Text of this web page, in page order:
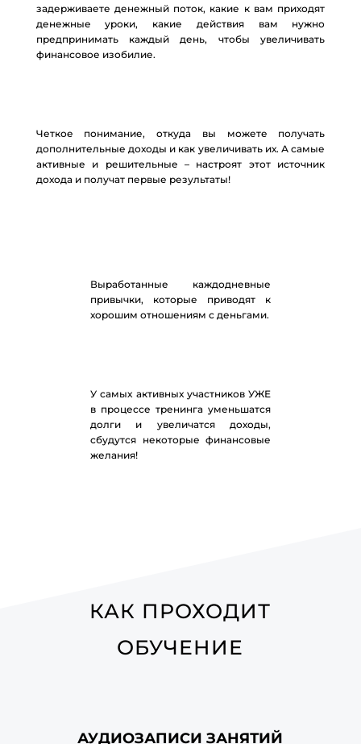
задерживаете денежный поток, какие к вам приходят
денежные уроки, какие действия вам нужно
предпринимать каждый день, чтобы увеличивать
финансовое изобилие.
Четкое понимание, откуда вы можете получать
дополнительные доходы и как увеличивать их. А самые
активные и решительные – настроят этот источник
дохода и получат первые результаты!
Выработанные каждодневные
привычки, которые приводят к
хорошим отношениям с деньгами.
У самых активных участников УЖЕ
в процессе тренинга уменьшатся
долги и увеличатся доходы,
сбудутся некоторые финансовые
желания!
КАК ПРОХОДИТ
ОБУЧЕНИЕ
АУДИОЗАПИСИ ЗАНЯТИЙ